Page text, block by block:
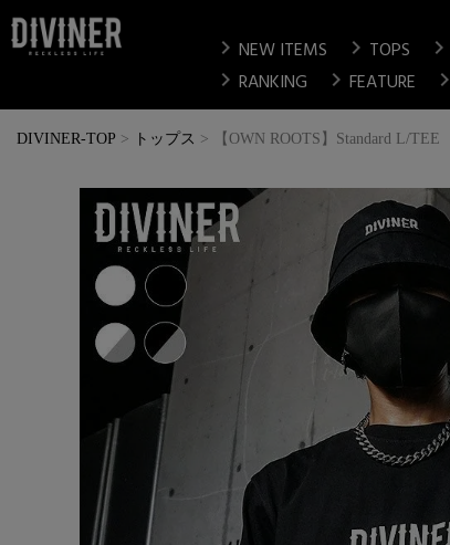
chevron_right NEW ITEMS chevron_right TOPS chevron_right
chevron_right RANKING chevron_right FEATURE chevron_right
DIVINER-TOP トップス 【OWN ROOTS】Standard L/TEE